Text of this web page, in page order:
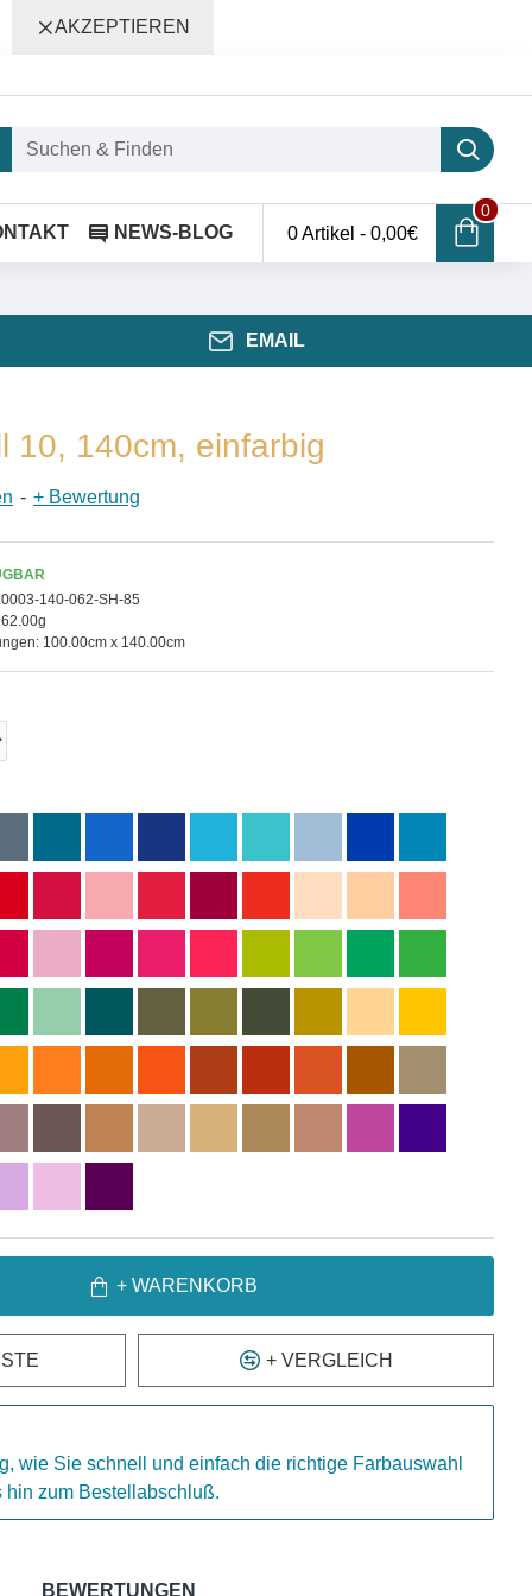
AKZEPTIEREN
NEWS-BLOG 0 Artikel - 0,00€
0
EMAIL
10, 140cm, einfarbig
- + Bewertung
140-062-SH-85
62.00g
100.00cm x 140.00cm
+ WARENKORB
+ VERGLEICH
wie Sie schnell und einfach die richtige Farbauswahl
hin zum Bestellabschluß.
BEWERTUNGEN